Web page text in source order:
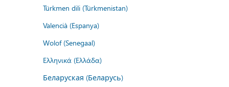
Türkmen dili (Türkmenistan)
Valencià (Espanya)
Wolof (Senegaal)
Ελληνικά (Ελλάδα)
Беларуская (Беларусь)